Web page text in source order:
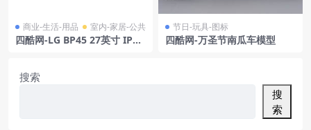
商业-生活-用品 室内-家居-公共
四酷网-LG BP45 27英寸 IPS
节日-玩具-图标
四酷网-万圣节南瓜车模型
搜索
搜
索